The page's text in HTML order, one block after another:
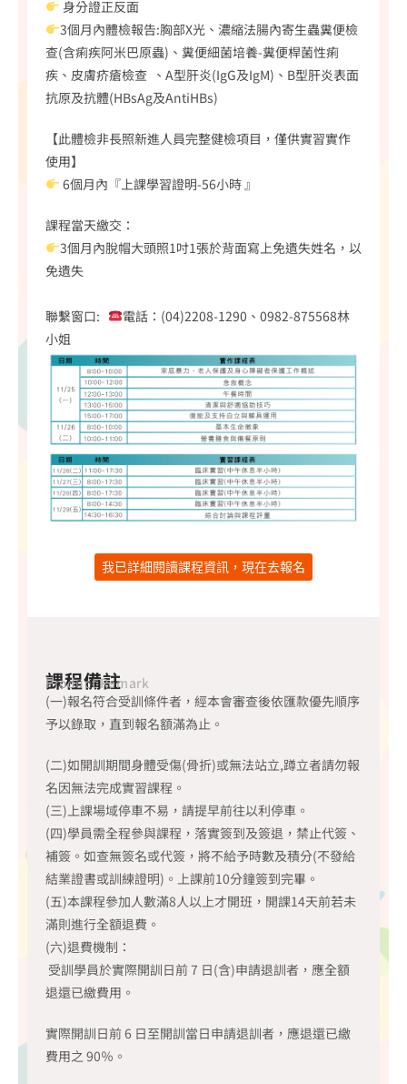
身分證正反面
3個月內體檢報告:胸部X光、濃縮法腸內寄生蟲糞便檢
查(含痢疾阿米巴原蟲)、糞便細菌培養-糞便桿菌性痢
疾、皮膚疥瘡檢查 、A型肝炎(IgG及IgM)、B型肝炎表面
抗原及抗體(HBsAg及AntiHBs)
【此體檢非長照新進人員完整健檢項目，僅供實習實作
使用】
6個月內『上課學習證明-56小時 』
課程當天繳交：
3個月內脫帽大頭照1吋1張於背面寫上免遺失姓名，以
免遺失
聯繫窗口:
電話：(04)2208-1290、0982-875568林
小姐
我已詳細閱讀課程資訊，現在去報名
課程備註
Product Remark
(一)報名符合受訓條件者，經本會審查後依匯款優先順序
予以錄取，直到報名額滿為止。
(二)如開訓期間身體受傷(骨折)或無法站立,蹲立者請勿報
名因無法完成實習課程。
(三)上課場域停車不易，請提早前往以利停車。
(四)學員需全程參與課程，落實簽到及簽退，禁止代簽、
補簽。如查無簽名或代簽，將不給予時數及積分(不發給
結業證書或訓練證明)。上課前10分鐘簽到完畢。
(五)本課程參加人數滿8人以上才開班，開課14天前若未
滿則進行全額退費。
(六)退費機制：
受訓學員於實際開訓日前 7 日(含)申請退訓者，應全額
退還已繳費用。
實際開訓日前 6 日至開訓當日申請退訓者，應退還已繳
費用之 90％。